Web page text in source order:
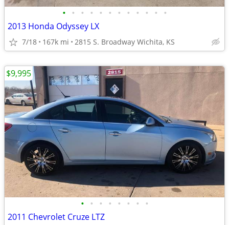
• • • • • • • • • • • •
2013 Honda Odyssey LX
7/18 167k mi 2815 S. Broadway Wichita, KS
• • • • • • • •
2011 Chevrolet Cruze LTZ
$9,995